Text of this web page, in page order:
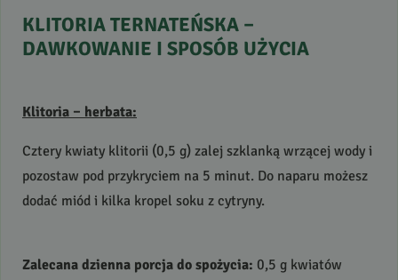
KLITORIATERNATEŃSKA –
DAWKOWANIE I SPOSÓB UŻYCIA
Klitoria – herbata:
Cztery kwiaty klitorii (0,5 g) zalej szklanką wrzącej wody i
pozostaw pod przykryciem na 5 minut. Do naparu możesz
dodać miód i kilka kropel soku z cytryny.
Zalecana dzienna porcja do spożycia: 0,5 g kwiatów